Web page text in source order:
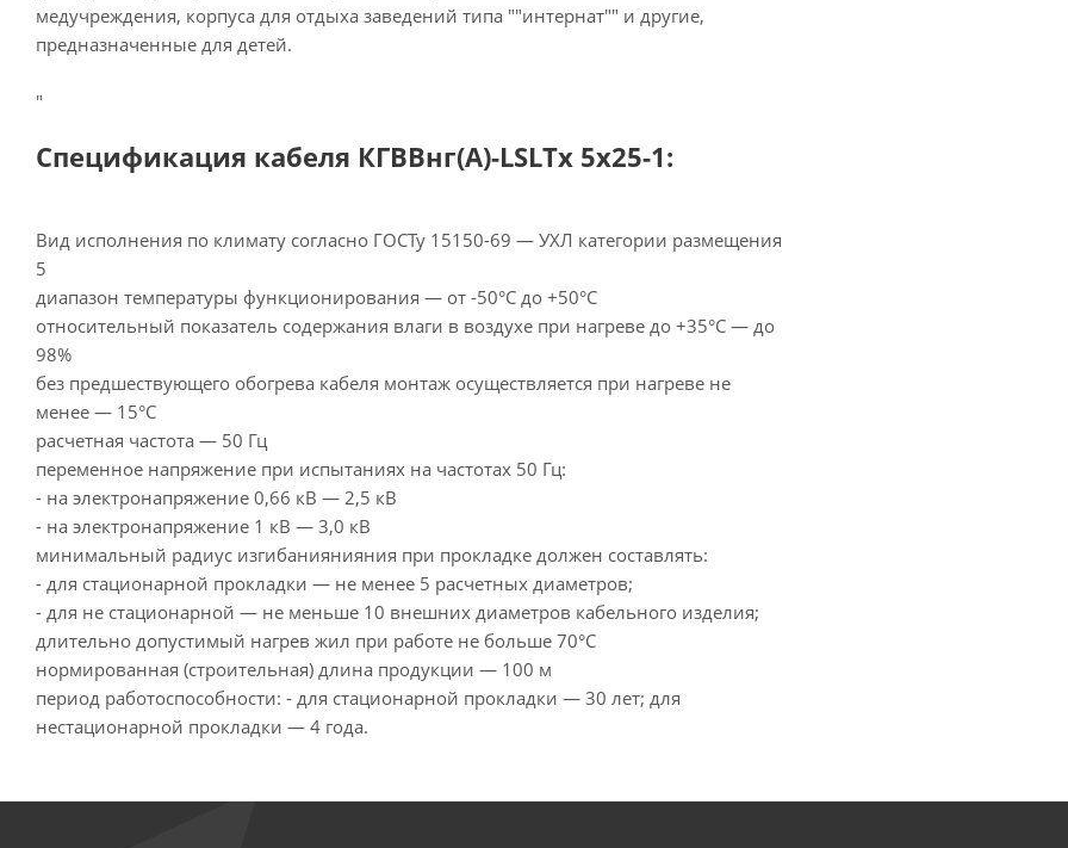
медучреждения, корпуса для отдыха заведений типа ""интернат"" и другие,
предназначенные для детей.
"
Спецификация кабеля КГВВнг(А)-LSLTx 5х25-1:
Вид исполнения по климату согласно ГОСТу 15150-69 — УХЛ категории размещения
5
диапазон температуры функционирования — от -50°С до +50°С
относительный показатель содержания влаги в воздухе при нагреве до +35°С — до
98%
без предшествующего обогрева кабеля монтаж осуществляется при нагреве не
менее — 15°С
расчетная частота — 50 Гц
переменное напряжение при испытаниях на частотах 50 Гц:
- на электронапряжение 0,66 кВ — 2,5 кВ
- на электронапряжение 1 кВ — 3,0 кВ
минимальный радиус изгибаниянияния при прокладке должен составлять:
- для стационарной прокладки — не менее 5 расчетных диаметров;
- для не стационарной — не меньше 10 внешних диаметров кабельного изделия;
длительно допустимый нагрев жил при работе не больше 70°С
нормированная (строительная) длина продукции — 100 м
период работоспособности: - для стационарной прокладки — 30 лет; для
нестационарной прокладки — 4 года.